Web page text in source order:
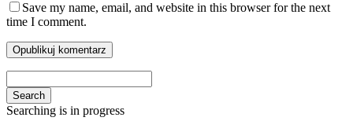
Save my name, email, and website in this browser for the next
time I comment.
Search
Searching is in progress